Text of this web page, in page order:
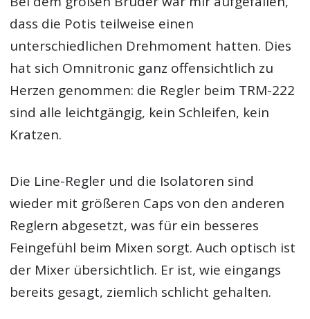
dass die Potis teilweise einen
unterschiedlichen Drehmoment hatten. Dies
hat sich Omnitronic ganz offensichtlich zu
Herzen genommen: die Regler beim TRM-222
sind alle leichtgängig, kein Schleifen, kein
Kratzen.
Die Line-Regler und die Isolatoren sind
wieder mit größeren Caps von den anderen
Reglern abgesetzt, was für ein besseres
Feingefühl beim Mixen sorgt. Auch optisch ist
der Mixer übersichtlich. Er ist, wie eingangs
bereits gesagt, ziemlich schlicht gehalten.